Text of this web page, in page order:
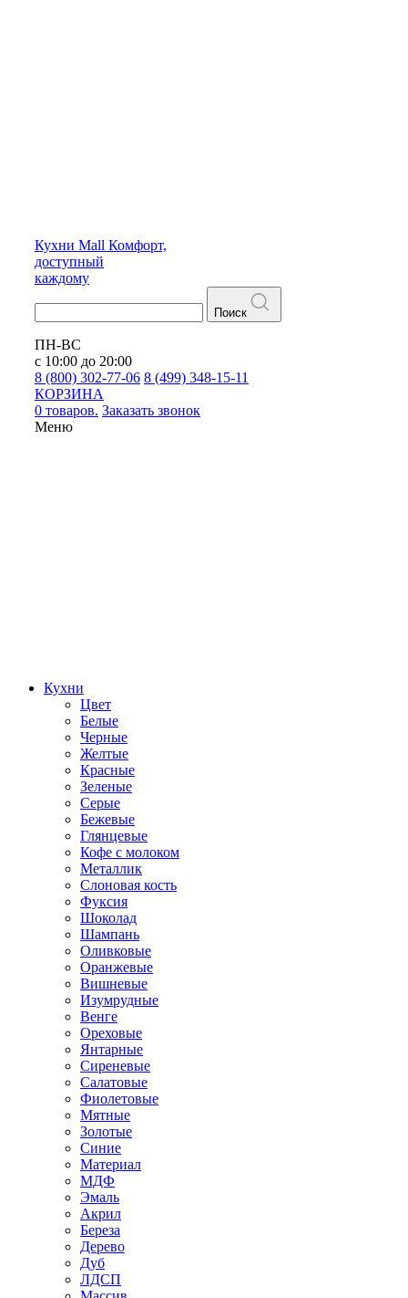
Кухни Mall Комфорт,
доступный
каждому
Поиск
ПН-ВС
с 10:00 до 20:00
8 (800) 302-77-06 8 (499) 348-15-11
КОРЗИНА
0 товаров. Заказать звонок
Меню
Кухни
Цвет
Белые
Черные
Желтые
Красные
Зеленые
Серые
Бежевые
Глянцевые
Кофе с молоком
Металлик
Слоновая кость
Фуксия
Шоколад
Шампань
Оливковые
Оранжевые
Вишневые
Изумрудные
Венге
Ореховые
Янтарные
Сиреневые
Салатовые
Фиолетовые
Мятные
Золотые
Синие
Материал
МДФ
Эмаль
Акрил
Береза
Дерево
Дуб
ЛДСП